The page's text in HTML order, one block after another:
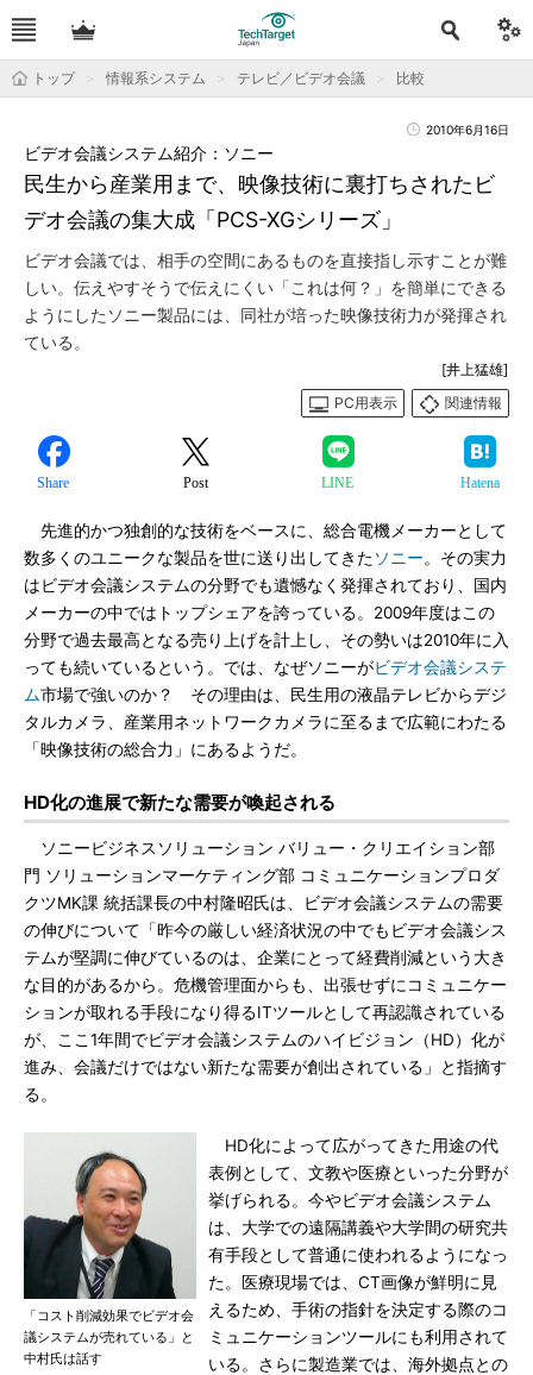
トップ 情報系システム テレビ／ビデオ会議 比較
2010年6月16日
民生から産業用まで、映像技術に裏打ちされたビ
デオ会議の集大成「PCS-XGシリーズ」
ビデオ会議システム紹介：ソニー
ビデオ会議では、相手の空間にあるものを直接指し示すことが難
しい。伝えやすそうで伝えにくい「これは何？」を簡単にできる
ようにしたソニー製品には、同社が培った映像技術力が発揮され
ている。
[井上猛雄]
PC用表示
関連情報
Share Post LINE Hatena
先進的かつ独創的な技術をベースに、総合電機メーカーとして
数多くのユニークな製品を世に送り出してきたソニー。その実力
はビデオ会議システムの分野でも遺憾なく発揮されており、国内
メーカーの中ではトップシェアを誇っている。2009年度はこの
分野で過去最高となる売り上げを計上し、その勢いは2010年に入
っても続いているという。では、なぜソニーがビデオ会議システ
ム市場で強いのか？ その理由は、民生用の液晶テレビからデジ
タルカメラ、産業用ネットワークカメラに至るまで広範にわたる
「映像技術の総合力」にあるようだ。
HD化の進展で新たな需要が喚起される
ソニービジネスソリューション バリュー・クリエイション部
門 ソリューションマーケティング部 コミュニケーションプロダ
クツMK課 統括課長の中村隆昭氏は、ビデオ会議システムの需要
の伸びについて「昨今の厳しい経済状況の中でもビデオ会議シス
テムが堅調に伸びているのは、企業にとって経費削減という大き
な目的があるから。危機管理面からも、出張せずにコミュニケー
ションが取れる手段になり得るITツールとして再認識されている
が、ここ1年間でビデオ会議システムのハイビジョン（HD）化が
進み、会議だけではない新たな需要が創出されている」と指摘す
る。
「コスト削減効果でビデオ会
議システムが売れている」と
中村氏は話す
HD化によって広がってきた用途の代
表例として、文教や医療といった分野が
挙げられる。今やビデオ会議システム
は、大学での遠隔講義や大学間の研究共
有手段として普通に使われるようになっ
た。医療現場では、CT画像が鮮明に見
えるため、手術の指針を決定する際のコ
ミュニケーションツールにも利用されて
いる。さらに製造業では、海外拠点との